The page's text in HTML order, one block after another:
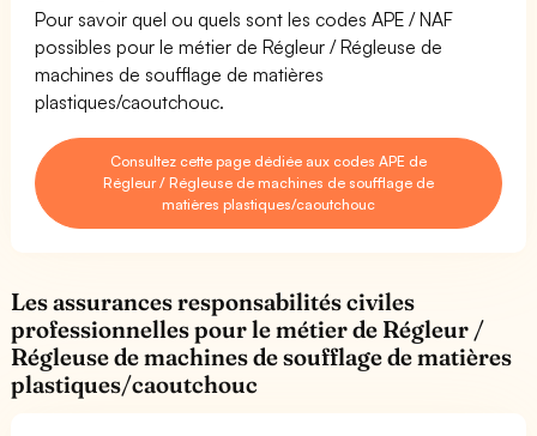
Pour savoir quel ou quels sont les codes APE / NAF
possibles pour le métier de Régleur / Régleuse de
machines de soufflage de matières
plastiques/caoutchouc.
Consultez cette page dédiée aux codes APE de
Régleur / Régleuse de machines de soufflage de
matières plastiques/caoutchouc
Les assurances responsabilités civiles
professionnelles pour le métier de Régleur /
Régleuse de machines de soufflage de matières
plastiques/caoutchouc